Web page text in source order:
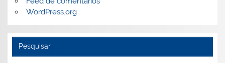
WordPress.org
Pesquisar